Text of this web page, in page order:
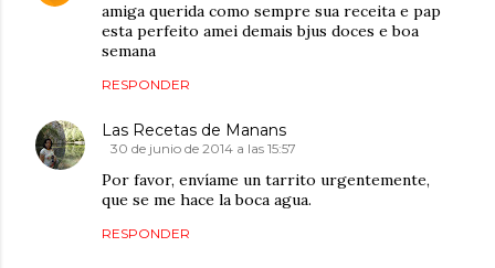
amiga querida como sempre sua receita e pap
esta perfeito amei demais bjus doces e boa
semana
RESPONDER
Las Recetas de Manans
30 de junio de 2014 a las 15:57
Por favor, envíame un tarrito urgentemente,
que se me hace la boca agua.
RESPONDER